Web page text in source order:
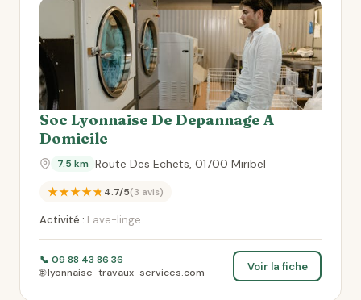
Soc Lyonnaise De Depannage A
Domicile
7.5 km Route Des Echets, 01700 Miribel
★★★★★4.7/5(3 avis)
Activité : Lave-linge
📞 09 88 43 86 36
🌐 lyonnaise-travaux-services.com
Voir la fiche